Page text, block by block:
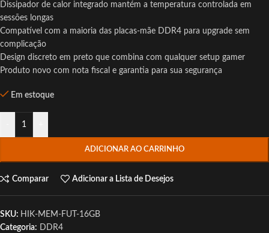
Dissipador de calor integrado mantém a temperatura controlada em
sessões longas
Compatível com a maioria das placas-mãe DDR4 para upgrade sem
complicação
Design discreto em preto que combina com qualquer setup gamer
Produto novo com nota fiscal e garantia para sua segurança
Em estoque
ADICIONAR AO CARRINHO
Comparar Adicionar a Lista de Desejos
SKU: HIK-MEM-FUT-16GB
Categoria: DDR4